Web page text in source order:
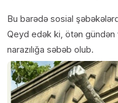
Bu barədə sosial
Qeyd edək ki, ötən gündən
narazılığa səbəb olub.